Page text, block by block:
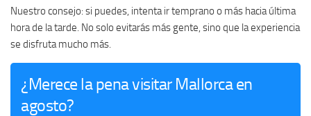
Nuestro consejo: si puedes, intenta ir temprano o más hacia última
hora de la tarde. No solo evitarás más gente, sino que la experiencia
se disfruta mucho más.
¿Merece la pena visitar Mallorca en
agosto?